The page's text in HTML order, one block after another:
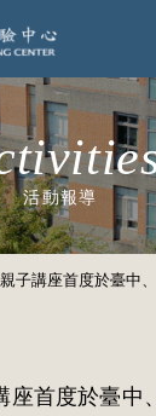
活動報導
親子講座首度於臺中
座首度於臺中